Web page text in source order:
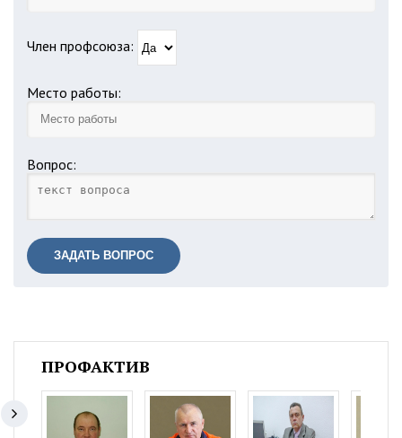
Член профсоюза:
Место работы:
Вопрос:
ЗАДАТЬ ВОПРОС
ПРОФАКТИВ